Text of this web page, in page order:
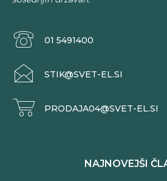
01 5491400
STIK@SVET-EL.SI
PRODAJA04@SVET-EL.SI
NAJNOVEJŠI